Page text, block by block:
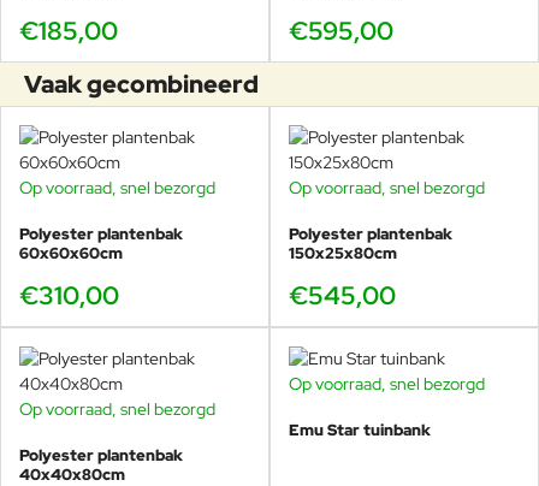
€185,00 €595,00
Vaak gecombineerd
Op voorraad, snel bezorgd
Polyester plantenbak
60x60x60cm
€310,00
Op voorraad, snel bezorgd
Polyester plantenbak
150x25x80cm
€545,00
Op voorraad, snel bezorgd
Polyester plantenbak
40x40x80cm
-20%
Op voorraad, snel bezorgd
Emu Star tuinbank